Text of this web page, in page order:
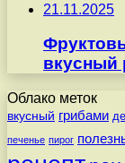
21.11.2025
вкусный
Облако меток
вкусный грибами
печенье пирог